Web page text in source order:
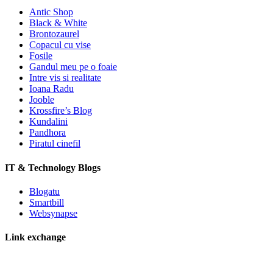
Antic Shop
Black & White
Brontozaurel
Copacul cu vise
Fosile
Gandul meu pe o foaie
Intre vis si realitate
Ioana Radu
Jooble
Krossfire’s Blog
Kundalini
Pandhora
Piratul cinefil
IT & Technology Blogs
Blogatu
Smartbill
Websynapse
Link exchange